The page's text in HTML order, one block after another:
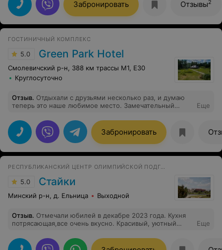
но чуть что, можно в отапливаемые домики на
территории заселиться. в целом всё понравилось,
рекомендую
Забронировать Отзывы2
ГОСТИНИЧНЫЙ КОМПЛЕКС
5.0 Green Park Hotel
Смолевичский р-н, 388 км трассы M1, E30
Круглосуточно
Отзыв. Отдыхали с друзьями несколько раз, и думаю
теперь это наше любимое место. Замечательный
Никаких проблем с завтраками, обедами, ужинами!
Заказ сделал тебя обслужили. Все хорошо. Барбекю
зона просто замечательная, очень вкусное пиво, там
варят сами. Бани две, большая и маленькая. Были в
двух две супер, отличаются размерами для разных
чистые, аккуратно. И конечно хотелось отметить
территорию, необычайна красиво, место для отдыха,
подойдёт и для свадеб, безумно красивая природа, все
ухожено, в 2 минутах ходьбы озеро. Нам очень
понравилось, обязательно вернёмся ещё.
Еще
Забронировать
РЕСПУБЛИКАНСКИЙ ЦЕНТР ОЛИМПИЙСКОЙ ПОДГОТОВКИ
5.0 Стайки
Минский р-н, д. Ельница Выходной
Отзыв. Отмечали юбилей в декабре 2023 года. Кухня
потрясающая,все очень вкусно. Красивый, уютный
пожелания, обязательно вернёмся.
Еще